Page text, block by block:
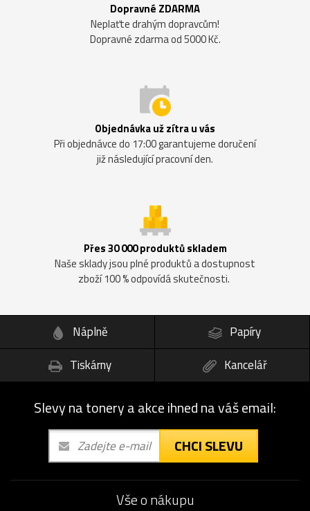
Dopravné ZDARMA
Neplaťte drahým dopravcům!
Dopravné zdarma od 5000 Kč.
Objednávka už zítra u vás
Při objednávce do 17:00 garantujeme doručení
již následující pracovní den.
Přes 30 000 produktů skladem
Naše sklady jsou plné produktů a dostupnost
zboží 100 % odpovídá skutečnosti.
Náplně
Papíry
Tiskárny
Kancelář
Slevy na tonery a akce ihned na váš email:
CHCI SLEVU
Vše o nákupu